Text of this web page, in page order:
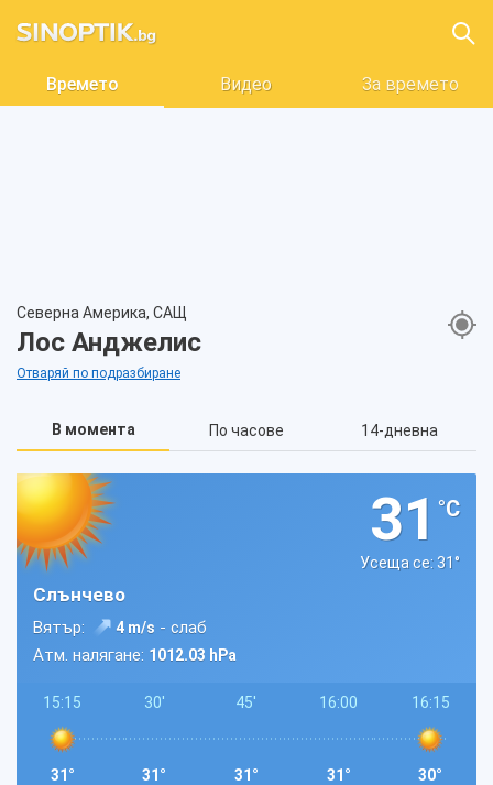
Времето Видео За времето
Северна Америка, САЩ
Лос Анджелис
Отваряй по подразбиране
В момента По часове 14-дневна
31 °C
Усеща се: 31°
Слънчево
Вятър: 4 m/s - слаб
Атм. налягане: 1012.03 hPa
15:15
31°
30'
31°
45'
31°
16:00
31°
16:15
30°